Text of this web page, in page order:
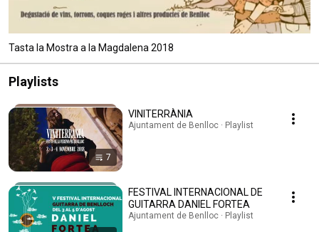
Tasta la Mostra a la Magdalena 2018
Playlists
7
VINITERRÀNIA
Ajuntament de Benlloc · Playlist
FESTIVAL INTERNACIONAL DE
GUITARRA DANIEL FORTEA
Ajuntament de Benlloc · Playlist